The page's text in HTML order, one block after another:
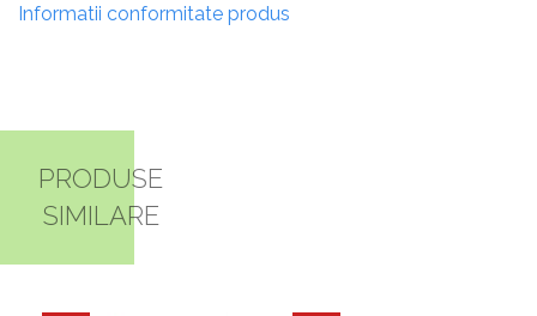
Informatii conformitate produs
PRODUSE
SIMILARE